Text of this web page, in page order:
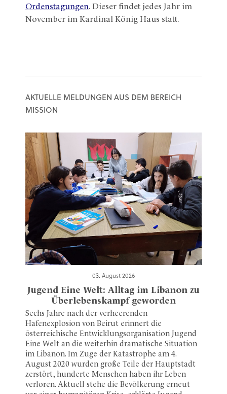
Ordenstagungen. Dieser findet jedes Jahr im
November im Kardinal König Haus statt.
AKTUELLE MELDUNGEN AUS DEM BEREICH
MISSION
03. August 2026
Jugend Eine Welt: Alltag im Libanon zu
Überlebenskampf geworden
Sechs Jahre nach der verheerenden
Hafenexplosion von Beirut erinnert die
österreichische Entwicklungsorganisation Jugend
Eine Welt an die weiterhin dramatische Situation
im Libanon. Im Zuge der Katastrophe am 4.
August 2020 wurden große Teile der Hauptstadt
zerstört, hunderte Menschen haben ihr Leben
verloren. Aktuell stehe die Bevölkerung erneut